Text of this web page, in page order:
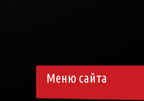
Меню сайта